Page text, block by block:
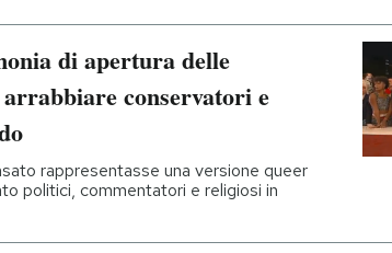
di apertura delle
conservatori e
rappresentasse una versione queer
politici, commentatori e religiosi in